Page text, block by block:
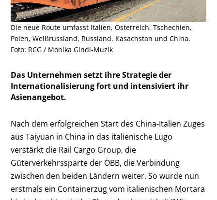
Die neue Route umfasst Italien, Österreich, Tschechien,
Polen, Weißrussland, Russland, Kasachstan und China.
Foto: RCG / Monika Gindl-Muzik
Das Unternehmen setzt ihre Strategie der
Internationalisierung fort und intensiviert ihr
Asienangebot.
Nach dem erfolgreichen Start des China-Italien Zuges
aus Taiyuan in China in das italienische Lugo
verstärkt die Rail Cargo Group, die
Güterverkehrssparte der ÖBB, die Verbindung
zwischen den beiden Ländern weiter. So wurde nun
erstmals ein Containerzug vom italienischen Mortara